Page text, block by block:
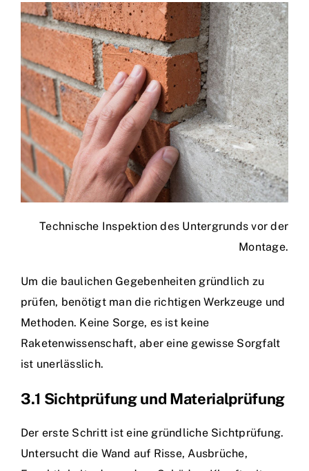
Technische Inspektion des Untergrunds vor der
Montage.
Um die baulichen Gegebenheiten gründlich zu
prüfen, benötigt man die richtigen Werkzeuge und
Methoden. Keine Sorge, es ist keine
Raketenwissenschaft, aber eine gewisse Sorgfalt
ist unerlässlich.
3.1 Sichtprüfung und Materialprüfung
Der erste Schritt ist eine gründliche Sichtprüfung.
Untersucht die Wand auf Risse, Ausbrüche,